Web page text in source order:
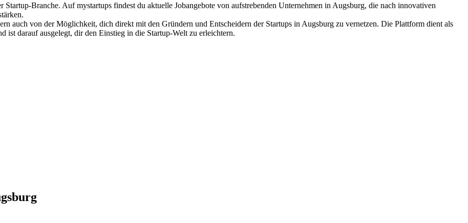
Startup-Branche. Auf mystartups findest du aktuelle Jobangebote von aufstrebenden Unternehmen in Augsburg, die nach innovativen
auch von der Möglichkeit, dich direkt mit den Gründern und Entscheidern der Startups in Augsburg zu vernetzen. Die Plattform dient als
darauf ausgelegt, dir den Einstieg in die Startup-Welt zu erleichtern.